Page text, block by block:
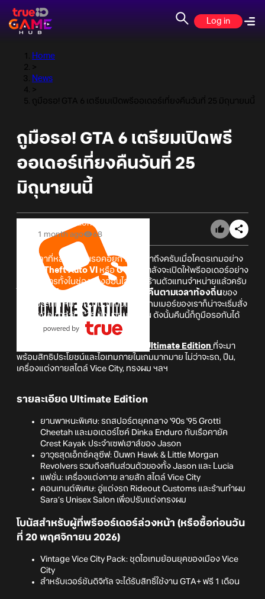
Log in
Home
>
News
>
ถูมือรอ! GTA 6 เตรียมเปิดพรีออเดอร์เที่ยงคืนวันที่ 25 มิถุนายนนี้
ถูมือรอ! GTA 6 เตรียมเปิดพรี
ออเดอร์เที่ยงคืนวันที่ 25
มิถุนายนนี้
Online Station
1 month ago
68
ช่วงเวลาที่หลายๆ คนรอคอยกำลังจะมาถึงครับเมื่อโคตรเกมอย่าง
Grand Theft Auto VI หรือGTA 6
กำลังจะเปิดให้พรีออเดอร์อย่าง
เป็นทางการทั้งในช่องทางออนไลน์และร้านตัวแทนจำหน่ายแล้วครับ
25 มิถุนายน 2026 เวลาเที่ยงคืนตามเวลาท้องถิ่นของ
แต่ละประเทศ หมายความว่าไทยแลนด์เกมเมอร์ของเราก็น่าจะเริ่มสั่ง
จองได้เมื่อเข้าสู่วันที่ 25 มิถุนายนเช่นกัน ดังนั้นคืนนี้ก็ถูมือรอกันได้
Ultimate Edition ที่จะมา
พร้อมสิทธิประโยชน์และไอเทมภายในเกมมากมาย ไม่ว่าจะรถ, ปืน,
เครื่องแต่งกายสไตล์ Vice City, ทรงผม ฯลฯ
รายละเอียด Ultimate Edition
ยานพาหนะพิเศษ: รถสปอร์ตยุคกลาง '90s '95 Grotti
Cheetah และมอเตอร์ไซค์ Dinka Enduro กับเรือคายัค
Crest Kayak ประจำเซฟเฮาส์ของ Jason
อาวุธสุดเอ็กซ์คลูซีฟ: ปืนพก Hawk & Little Morgan
Revolvers รวมถึงสกินส่วนตัวของทั้ง Jason และ Lucia
แฟชั่น: เครื่องแต่งกาย ลายสัก สไตล์ Vice City
คอนเทนต์พิเศษ: อู่แต่งรถ Rideout Customs และร้านทำผม
Sara’s Unisex Salon เพื่อปรับแต่งทรงผม
โบนัสสำหรับผู้ที่พรีออร์เดอร์ล่วงหน้า (หรือซื้อก่อนวัน
ที่ 20 พฤศจิกายน 2026)
Vintage Vice City Pack: ชุดไอเทมย้อนยุคของเมือง Vice
City
สำหรับเวอร์ชันดิจิทัล จะได้รับสิทธิ์ใช้งาน GTA+ ฟรี 1 เดือน